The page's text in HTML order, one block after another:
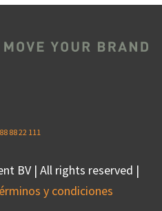
88 22 111
BV | All rights reserved |
y condiciones